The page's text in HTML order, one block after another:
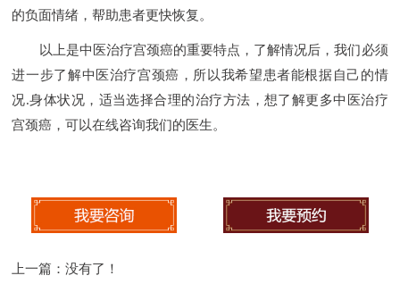
的负面情绪，帮助患者更快恢复。
以上是中医治疗宫颈癌的重要特点，了解情况后，我们必须
进一步了解中医治疗宫颈癌，所以我希望患者能根据自己的情
况.身体状况，适当选择合理的治疗方法，想了解更多中医治疗
宫颈癌，可以在线咨询我们的医生。
上一篇：没有了！